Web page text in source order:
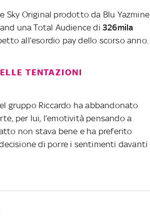
Sky Original prodotto da Blu Yazmine
una Total Audience di326mila
all’esordio pay dello scorso anno.
TENTAZIONI
gruppo Riccardo ha abbandonato
per lui, l’emotività pensando a
non stava bene e ha preferito
di porre i sentimenti davanti